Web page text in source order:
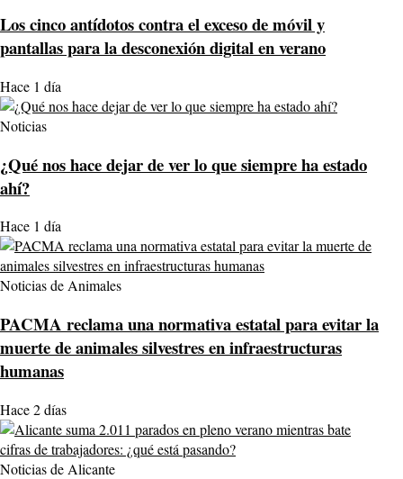
Los cinco antídotos contra el exceso de móvil y
pantallas para la desconexión digital en verano
Hace 1 día
Noticias
¿Qué nos hace dejar de ver lo que siempre ha estado
ahí?
Hace 1 día
Noticias de Animales
PACMA reclama una normativa estatal para evitar la
muerte de animales silvestres en infraestructuras
humanas
Hace 2 días
Noticias de Alicante